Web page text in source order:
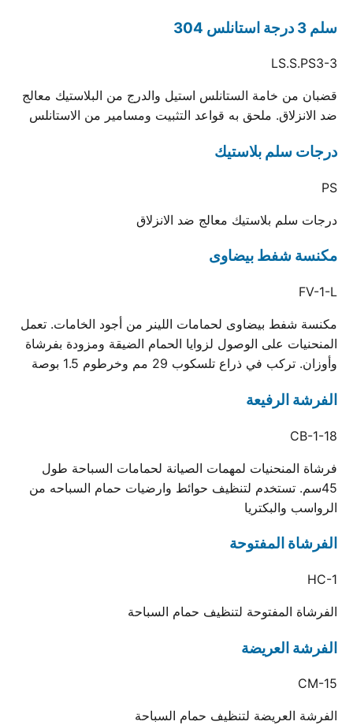
سلم 3 درجة استانلس 304
LS.S.PS3-3
قضبان من خامة الستانلس استيل والدرج من البلاستيك معالج
ضد الانزلاق. ملحق به قواعد التثبيت ومسامير من الاستانلس
درجات سلم بلاستيك
PS
درجات سلم بلاستيك معالج ضد الانزلاق
مكنسة شفط بيضاوى
FV-1-L
مكنسة شفط بيضاوى لحمامات اللينر من أجود الخامات. تعمل
المنحنيات على الوصول لزوايا الحمام الضيقة ومزودة بفرشاة
وأوزان. تركب في ذراع تلسكوب 29 مم وخرطوم 1.5 بوصة
الفرشة الرفيعة
CB-1-18
فرشاة المنحنيات لمهمات الصيانة لحمامات السباحة طول
45سم. تستخدم لتنظيف حوائط وارضيات حمام السباحه من
الرواسب والبكتريا
الفرشاة المفتوحة
HC-1
الفرشاة المفتوحة لتنظيف حمام السباحة
الفرشة العريضة
CM-15
الفرشة العريضة لتنظيف حمام السباحة